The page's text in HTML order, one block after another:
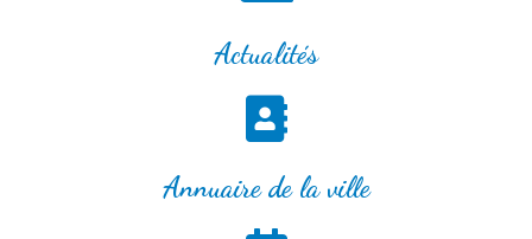
Actualités
Annuaire de la ville